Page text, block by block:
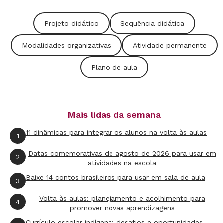
desenvolvam comportamentos leitores. Ao
planejar esse tipo de tarefa, é essencial saber o
que se quer alcançar, que materiais usar e
quanto tempo tudo vai durar. Vale sempre
contar para as crianças que a atividade em
Já a sequência didática é um conjunto de
propostas com ordem crescente de dificuldade.
Cada passo permite que o próximo seja
realizado. Os objetivos são focar conteúdos
mais específicos, com começo, meio e fim (por
exemplo, a regularidade ortográfica). Em sua
Projeto didático Sequência didática
Modalidades organizativas Atividade permanente
Plano de aula
Mais lidas da semana
1 11 dinâmicas para integrar os alunos na volta às aulas
2
Datas comemorativas de agosto de 2026 para usar em
atividades na escola
3 Baixe 14 contos brasileiros para usar em sala de aula
4
Volta às aulas: planejamento e acolhimento para
promover novas aprendizagens